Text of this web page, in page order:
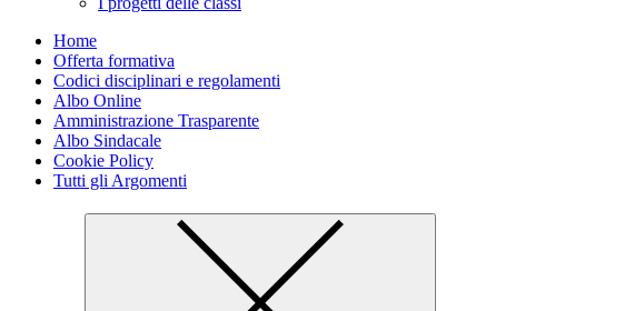
Home
Offerta formativa
Codici disciplinari e regolamenti
Albo Online
Amministrazione Trasparente
Albo Sindacale
Cookie Policy
Tutti gli Argomenti